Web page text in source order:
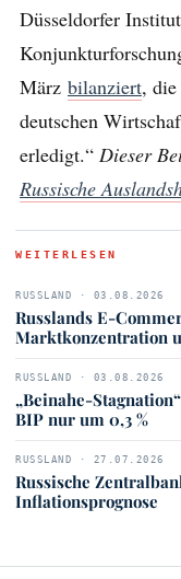
Düsseldorfer
März bilanziert,
deutschen
erledigt.“ Dieser
Russische
WEITERLESEN
RUSSLAND · 03.08.2026
Russlands E-
Marktkonzentration
RUSSLAND · 03.08.2026
„Beinahe-
BIP nur um 0,3 %
RUSSLAND · 27.07.2026
Russische
Inflationsprognose